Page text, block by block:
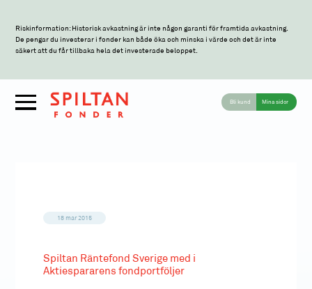
Riskinformation: Historisk avkastning är inte någon garanti för framtida avkastning.
De pengar du investerar i fonder kan både öka och minska i värde och det är inte
säkert att du får tillbaka hela det investerade beloppet.
Bli kund Mina sidor
18 mar 2015
Spiltan Räntefond Sverige med i
Aktiespararens fondportföljer